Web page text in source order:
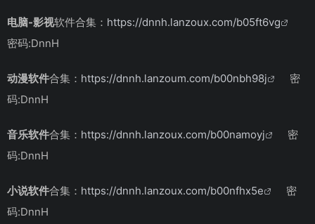
电脑-影视软件合集： https://dnnh.lanzoux.com/b05ft6vg
密码:DnnH
动漫软件合集： https://dnnh.lanzoum.com/b00nbh98j
密
码:DnnH
音乐软件合集： https://dnnh.lanzoux.com/b00namoyj
密
码:DnnH
小说软件合集： https://dnnh.lanzoux.com/b00nfhx5e
密
码:DnnH